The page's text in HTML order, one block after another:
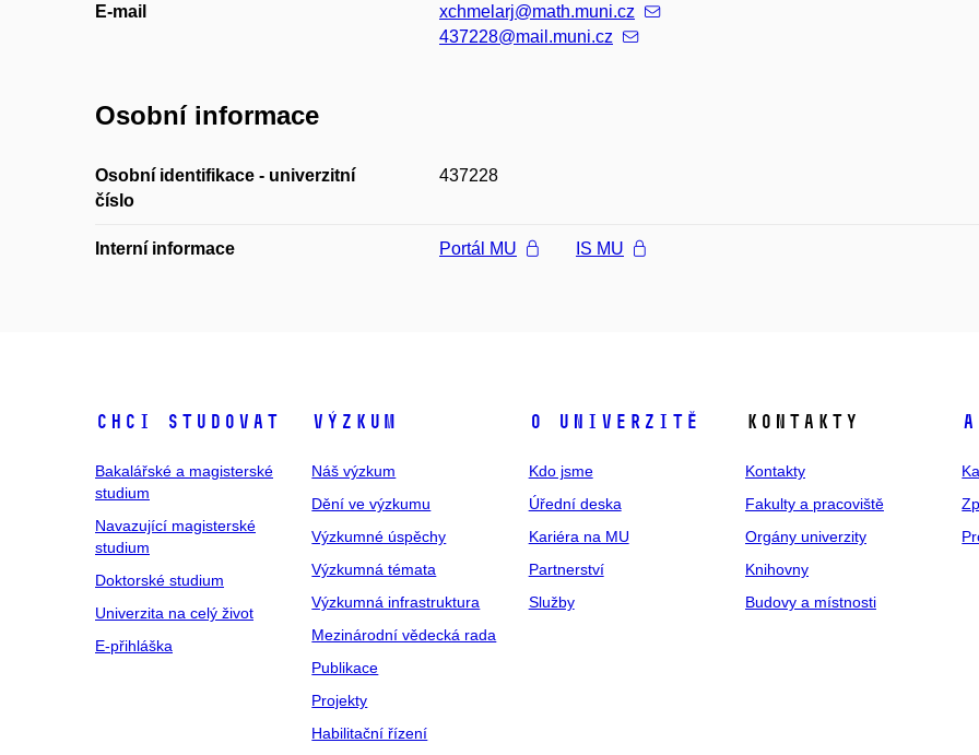
E-mail
xchmelarj@math.muni.cz
437228@mail.muni.cz
Osobní informace
Osobní identifikace - univerzitní
číslo
437228
Interní informace Portál MU IS MU
Chci studovat
Bakalářské a magisterské
studium
Navazující magisterské
studium
Doktorské studium
Univerzita na celý život
E-přihláška
Výzkum
Náš výzkum
Dění ve výzkumu
Výzkumné úspěchy
Výzkumná témata
Výzkumná infrastruktura
Mezinárodní vědecká rada
Publikace
Projekty
Habilitační řízení
O univerzitě
Kdo jsme
Úřední deska
Kariéra na MU
Partnerství
Služby
Kontakty
Kontakty
Fakulty a pracoviště
Orgány univerzity
Knihovny
Budovy a místnosti